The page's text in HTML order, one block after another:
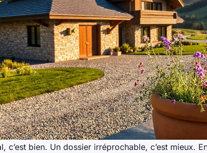
c’est bien. Un dossier irréprochable, c’est mieux.